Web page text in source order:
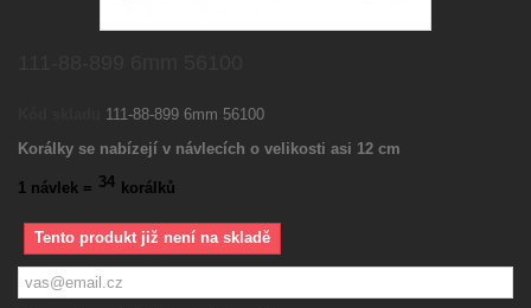
111-88-899 6mm 56100
Korálky se nabízejí v návlecích o velikosti asi 12 cm
1 návlek = 34 korálků
Tento produkt již není na skladě